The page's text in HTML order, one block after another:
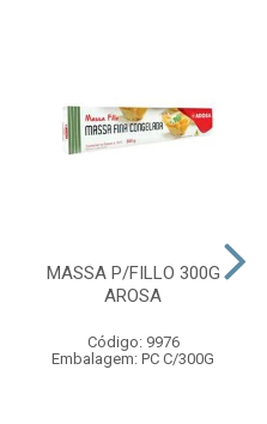
MASSA P/FILLO 300G
AROSA
Código: 9976
Embalagem: PC C/300G